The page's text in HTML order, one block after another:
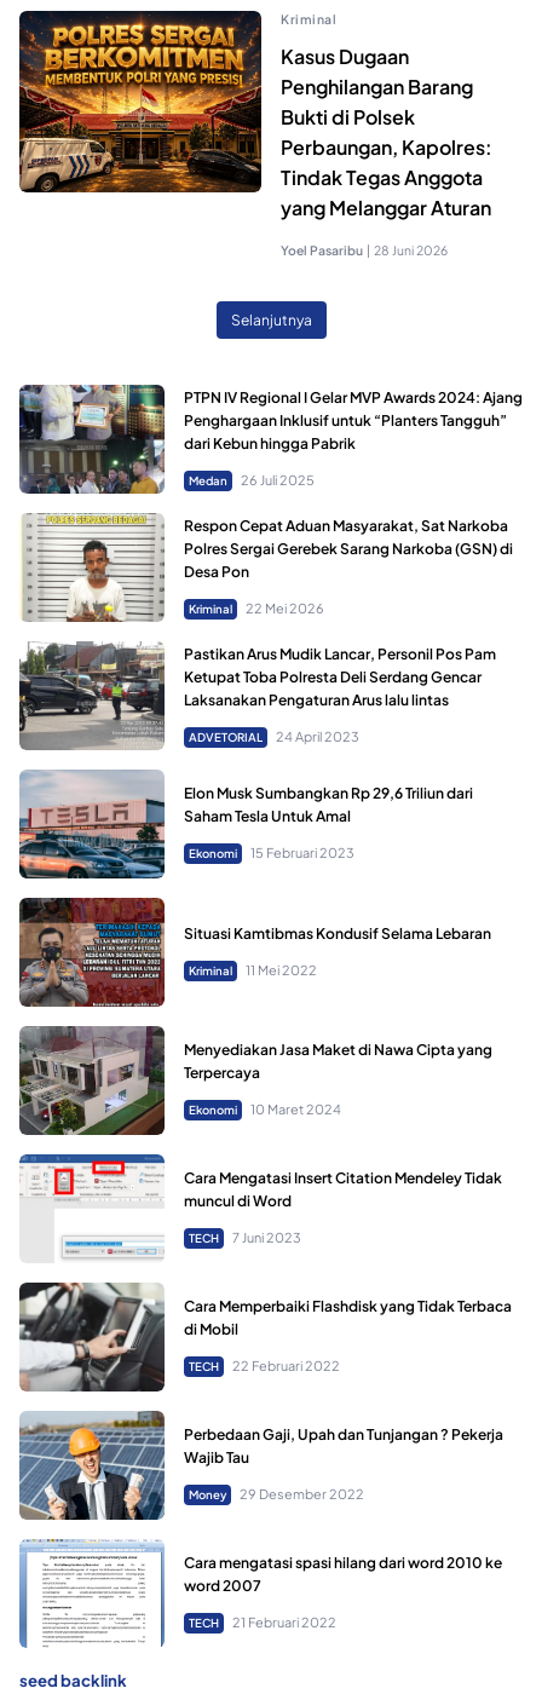
Kriminal
Kasus Dugaan
Penghilangan Barang
Bukti di Polsek
Perbaungan, Kapolres:
Tindak Tegas Anggota
yang Melanggar Aturan
Yoel Pasaribu | 28 Juni 2026
Selanjutnya
PTPN IV Regional I Gelar MVP Awards 2024: Ajang
Penghargaan Inklusif untuk “Planters Tangguh”
dari Kebun hingga Pabrik
Medan 26 Juli 2025
Respon Cepat Aduan Masyarakat, Sat Narkoba
Polres Sergai Gerebek Sarang Narkoba (GSN) di
Desa Pon
Kriminal 22 Mei 2026
Pastikan Arus Mudik Lancar, Personil Pos Pam
Ketupat Toba Polresta Deli Serdang Gencar
Laksanakan Pengaturan Arus lalu lintas
ADVETORIAL 24 April 2023
Elon Musk Sumbangkan Rp 29,6 Triliun dari
Saham Tesla Untuk Amal
Ekonomi 15 Februari 2023
Situasi Kamtibmas Kondusif Selama Lebaran
Kriminal 11 Mei 2022
Menyediakan Jasa Maket di Nawa Cipta yang
Terpercaya
Ekonomi 10 Maret 2024
Cara Mengatasi Insert Citation Mendeley Tidak
muncul di Word
TECH 7 Juni 2023
Cara Memperbaiki Flashdisk yang Tidak Terbaca
di Mobil
TECH 22 Februari 2022
Perbedaan Gaji, Upah dan Tunjangan ? Pekerja
Wajib Tau
Money 29 Desember 2022
Cara mengatasi spasi hilang dari word 2010 ke
word 2007
TECH 21 Februari 2022
seed backlink